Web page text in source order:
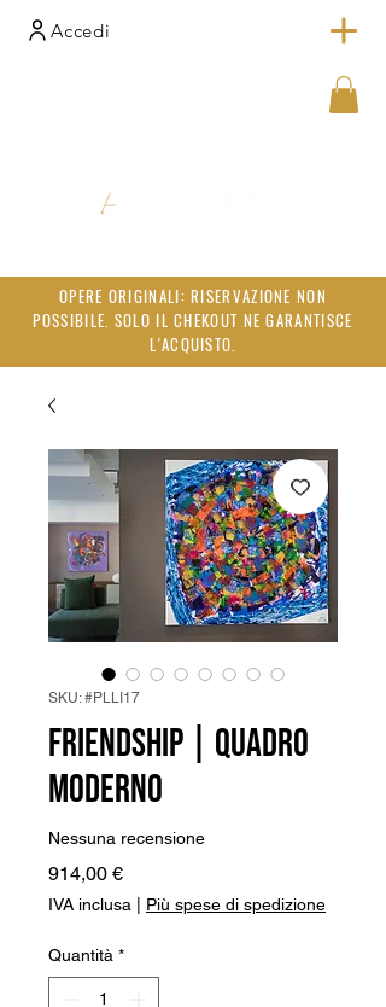
Accedi
OPERE ORIGINALI: RISERVAZIONE NON
POSSIBILE. SOLO IL CHEKOUT NE GARANTISCE
L'ACQUISTO.
SKU: #PLLI17
Friendship | Quadro
Moderno
Nessuna recensione
914,00 €Prezzo
IVA inclusa Più spese di spedizione
Quantità *